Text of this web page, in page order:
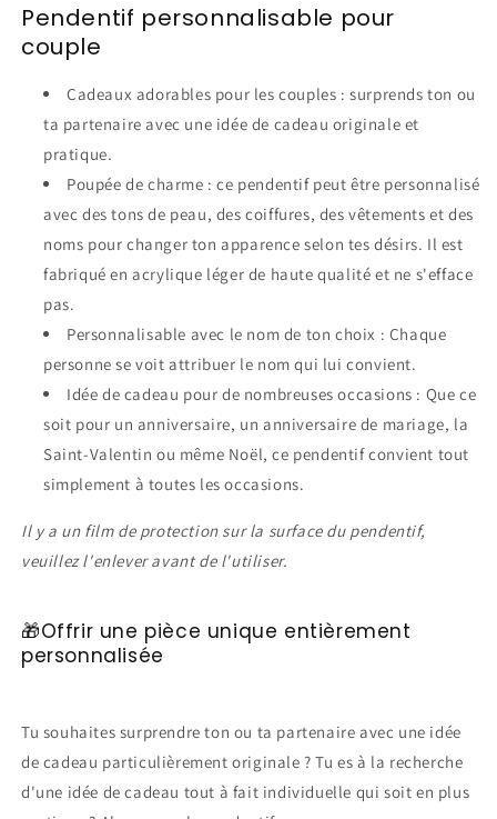
Pendentif personnalisable pour
couple
Cadeaux adorables pour les couples : surprends ton ou
ta partenaire avec une idée de cadeau originale et
pratique.
Poupée de charme : ce pendentif peut être personnalisé
avec des tons de peau, des coiffures, des vêtements et des
noms pour changer ton apparence selon tes désirs. Il est
fabriqué en acrylique léger de haute qualité et ne s'efface
pas.
Personnalisable avec le nom de ton choix : Chaque
personne se voit attribuer le nom qui lui convient.
Idée de cadeau pour de nombreuses occasions : Que ce
soit pour un anniversaire, un anniversaire de mariage, la
Saint-Valentin ou même Noël, ce pendentif convient tout
simplement à toutes les occasions.
Il y a un film de protection sur la surface du pendentif,
veuillez l'enlever avant de l'utiliser.
🎁Offrir une pièce unique entièrement
personnalisée
Tu souhaites surprendre ton ou ta partenaire avec une idée
de cadeau particulièrement originale ? Tu es à la recherche
d'une idée de cadeau tout à fait individuelle qui soit en plus